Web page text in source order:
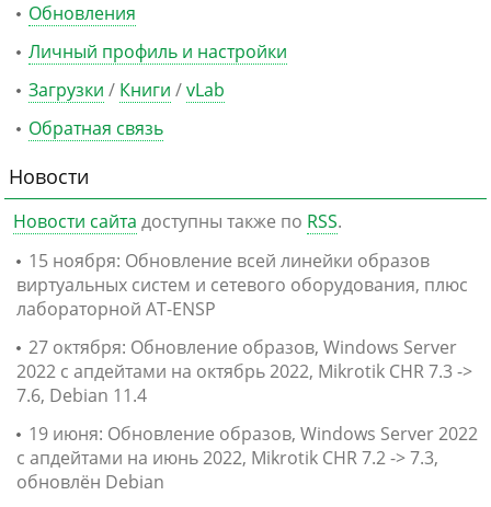
Обновления
Личный профиль и настройки
Загрузки / Книги /vLab
Обратная связь
Новости
Новости сайта доступны также по RSS.
15 ноября: Обновление всей линейки образов
виртуальных систем и сетевого оборудования, плюс
лабораторной AT-ENSP
27 октября: Обновление образов, Windows Server
2022 с апдейтами на октябрь 2022, Mikrotik CHR 7.3 ->
7.6, Debian 11.4
19 июня: Обновление образов, Windows Server 2022
с апдейтами на июнь 2022, Mikrotik CHR 7.2 -> 7.3,
обновлён Debian